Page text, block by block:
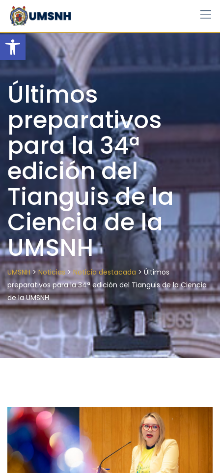
Open toolbar
Skip
content
Últimos
preparativos
para la 34ª
edición del
Tianguis de la
Ciencia de la
UMSNH
UMSNH> Noticias > Noticia destacada > Últimos
preparativos para la 34ª edición del Tianguis de la Ciencia
de la UMSNH